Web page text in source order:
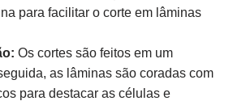
para facilitar o corte em lâminas
Os cortes são feitos em um
as lâminas são coradas com
para destacar as células e